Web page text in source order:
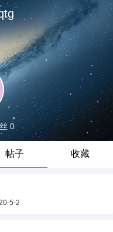
0
帖子 收藏
5-2